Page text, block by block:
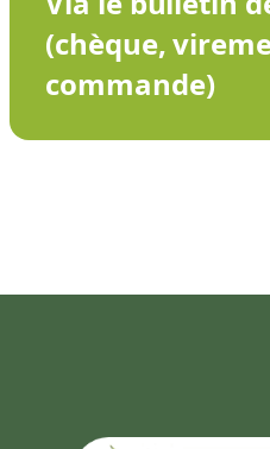
(chèque,
commande)